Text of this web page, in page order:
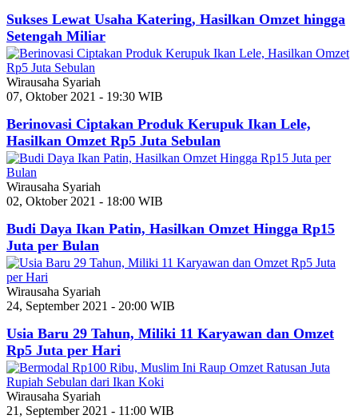
Sukses Lewat Usaha Katering, Hasilkan Omzet hingga
Setengah Miliar
Wirausaha Syariah
07, Oktober 2021 - 19:30 WIB
Berinovasi Ciptakan Produk Kerupuk Ikan Lele,
Hasilkan Omzet Rp5 Juta Sebulan
Wirausaha Syariah
02, Oktober 2021 - 18:00 WIB
Budi Daya Ikan Patin, Hasilkan Omzet Hingga Rp15
Juta per Bulan
Wirausaha Syariah
24, September 2021 - 20:00 WIB
Usia Baru 29 Tahun, Miliki 11 Karyawan dan Omzet
Rp5 Juta per Hari
Wirausaha Syariah
21, September 2021 - 11:00 WIB